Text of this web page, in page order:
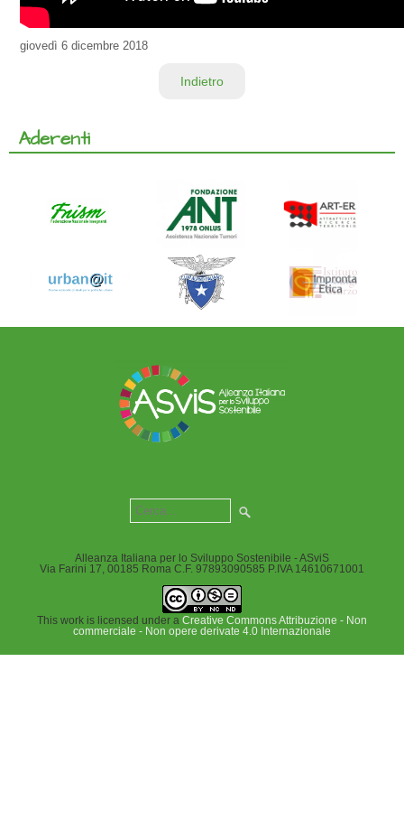
giovedì 6 dicembre 2018
Indietro
Aderenti
Alleanza Italiana per lo Sviluppo Sostenibile - ASviS
Via Farini 17, 00185 Roma C.F. 97893090585 P.IVA 14610671001
This work is licensed under a Creative Commons Attribuzione - Non
commerciale - Non opere derivate 4.0 Internazionale